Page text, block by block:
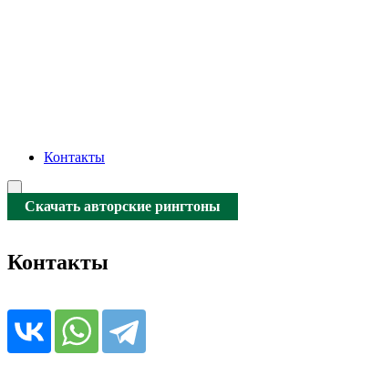
Контакты
Скачать авторские рингтоны
Контакты